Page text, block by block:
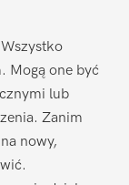
Mogą one być
lub
Zanim
nowy,